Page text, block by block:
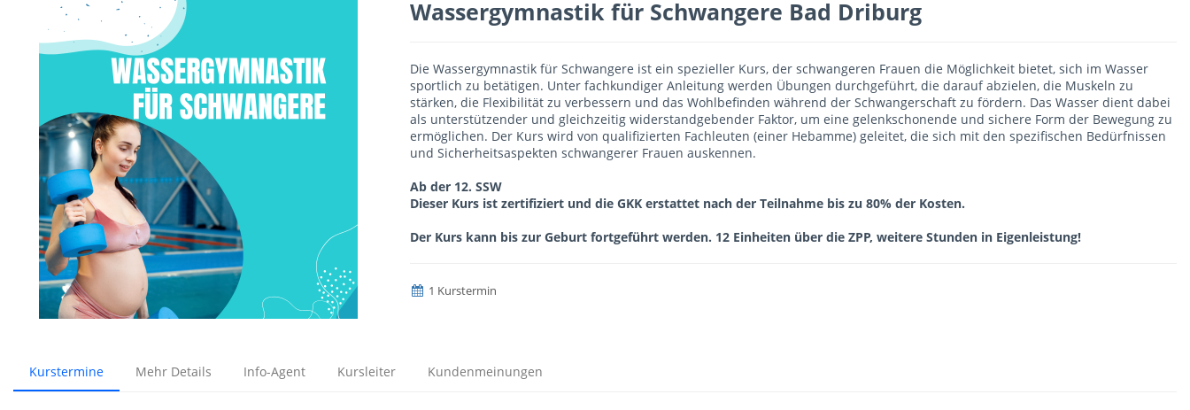
Wassergymnastik für Schwangere Bad Driburg
Die Wassergymnastik für Schwangere ist ein spezieller Kurs, der schwangeren Frauen die Möglichkeit bietet, sich im Wasser
sportlich zu betätigen. Unter fachkundiger Anleitung werden Übungen durchgeführt, die darauf abzielen, die Muskeln zu
stärken, die Flexibilität zu verbessern und das Wohlbefinden während der Schwangerschaft zu fördern. Das Wasser dient dabei
als unterstützender und gleichzeitig widerstandgebender Faktor, um eine gelenkschonende und sichere Form der Bewegung zu
ermöglichen. Der Kurs wird von qualifizierten Fachleuten (einer Hebamme) geleitet, die sich mit den spezifischen Bedürfnissen
und Sicherheitsaspekten schwangerer Frauen auskennen.
Ab der 12. SSW
Dieser Kurs ist zertifiziert und die GKK erstattet nach der Teilnahme bis zu 80% der Kosten.
Der Kurs kann bis zur Geburt fortgeführt werden. 12 Einheiten über die ZPP, weitere Stunden in Eigenleistung!
1 Kurstermin
Kurstermine Mehr Details Info-Agent Kursleiter Kundenmeinungen